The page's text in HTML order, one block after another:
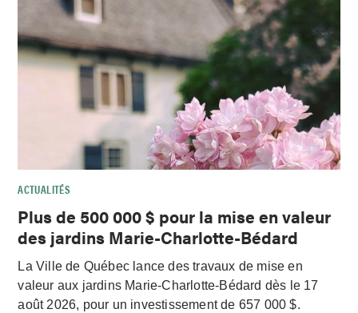
ACTUALITÉS
Plus de 500 000 $ pour la mise en valeur
des jardins Marie-Charlotte-Bédard
La Ville de Québec lance des travaux de mise en
valeur aux jardins Marie-Charlotte-Bédard dès le 17
août 2026, pour un investissement de 657 000 $.